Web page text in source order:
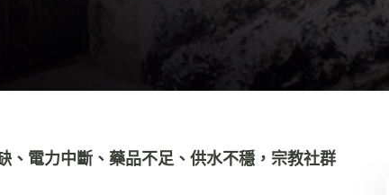
、電力中斷、藥品不足、供水不穩，宗教社群